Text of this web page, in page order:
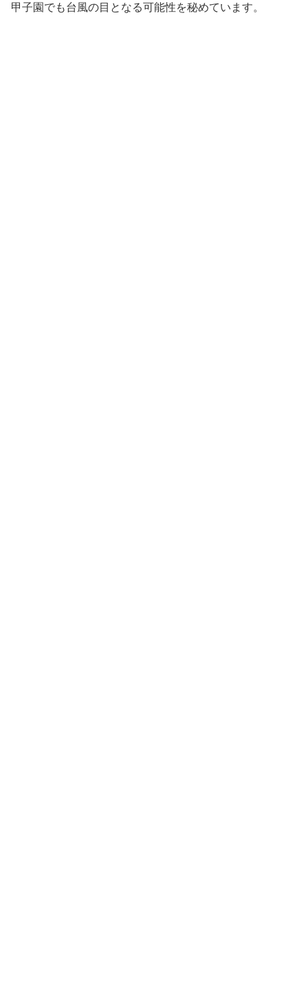
甲子園でも台風の目となる可能性を秘めています。